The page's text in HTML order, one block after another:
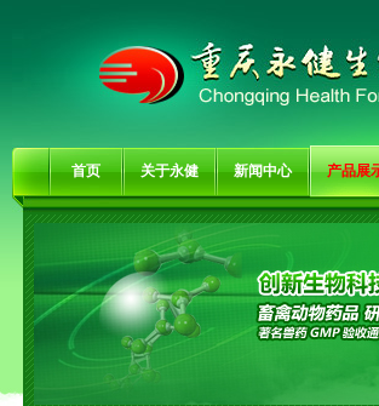
首页 关于永健 新闻中心 产品展